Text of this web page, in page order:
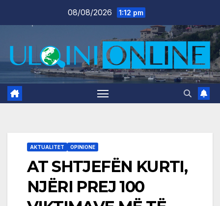
08/08/2026 1:12 pm
AKTUALITET OPINIONE
AT SHTJEFËN KURTI,
NJËRI PREJ 100